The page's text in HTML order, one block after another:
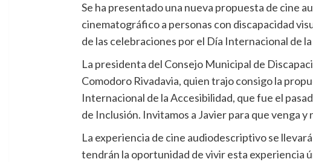
Se ha presentado una nueva propuesta de cine
cinematográfico a personas con discapacidad
de las celebraciones por el Día Internacional de
La presidenta del Consejo Municipal de
Comodoro Rivadavia, quien trajo consigo la
Internacional de la Accesibilidad, que fue el
de Inclusión. Invitamos a Javier para que venga
La experiencia de cine audiodescriptivo se
tendrán la oportunidad de vivir esta experiencia